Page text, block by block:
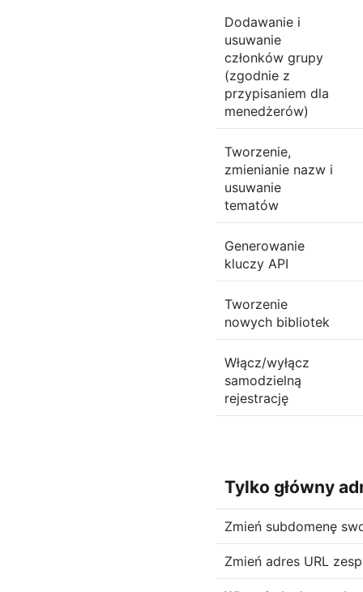
Dodawanie i
usuwanie
członków grupy
(zgodnie z
przypisaniem dla
menedżerów)
Tworzenie,
zmienianie nazw i
usuwanie
tematów
Generowanie
kluczy API
Tworzenie
nowych bibliotek
Włącz/wyłącz
samodzielną
rejestrację
Tylko główny
Zmień subdomenę
Zmień adres URL